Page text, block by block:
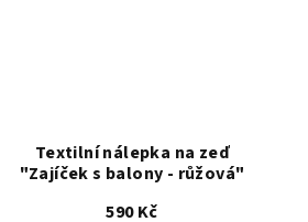
Textilní nálepka na zeď
"Zajíček s balony - růžová"
590 Kč